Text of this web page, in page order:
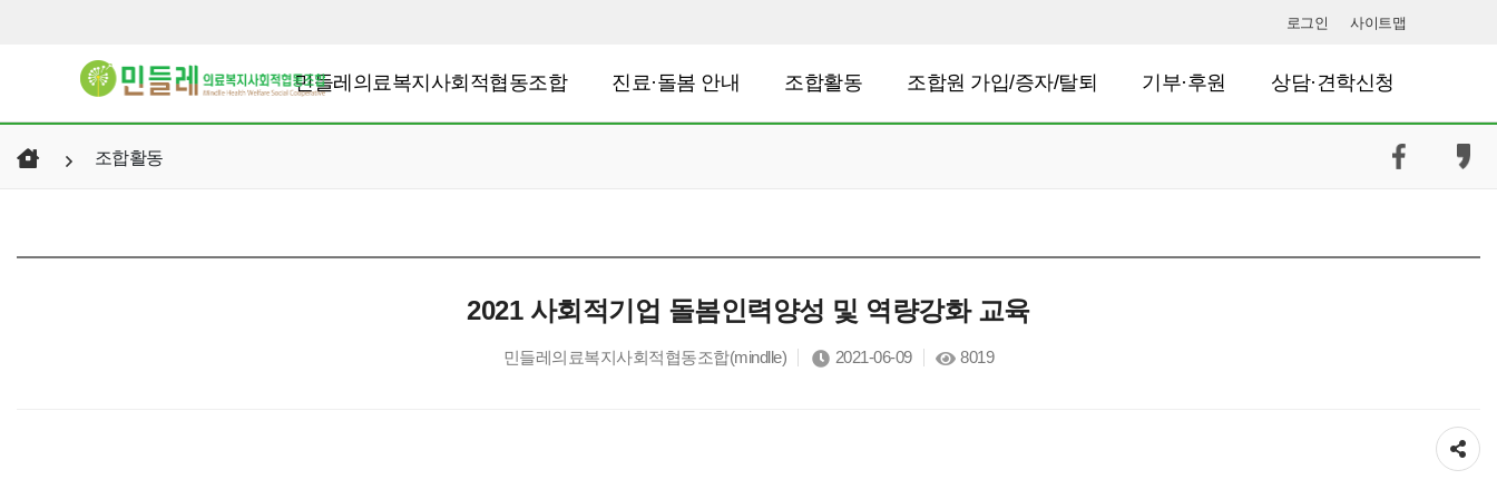
로그인 사이트맵
민들레의료복지사회적협동조합 진료·돌봄 안내 조합활동 조합원 가입/증자/탈퇴 기부·후원 상담·견학신청
조합활동
2021 사회적기업 돌봄인력양성 및 역량강화 교육
민들레의료복지사회적협동조합(mindlle) 2021-06-09 8019
공유하기